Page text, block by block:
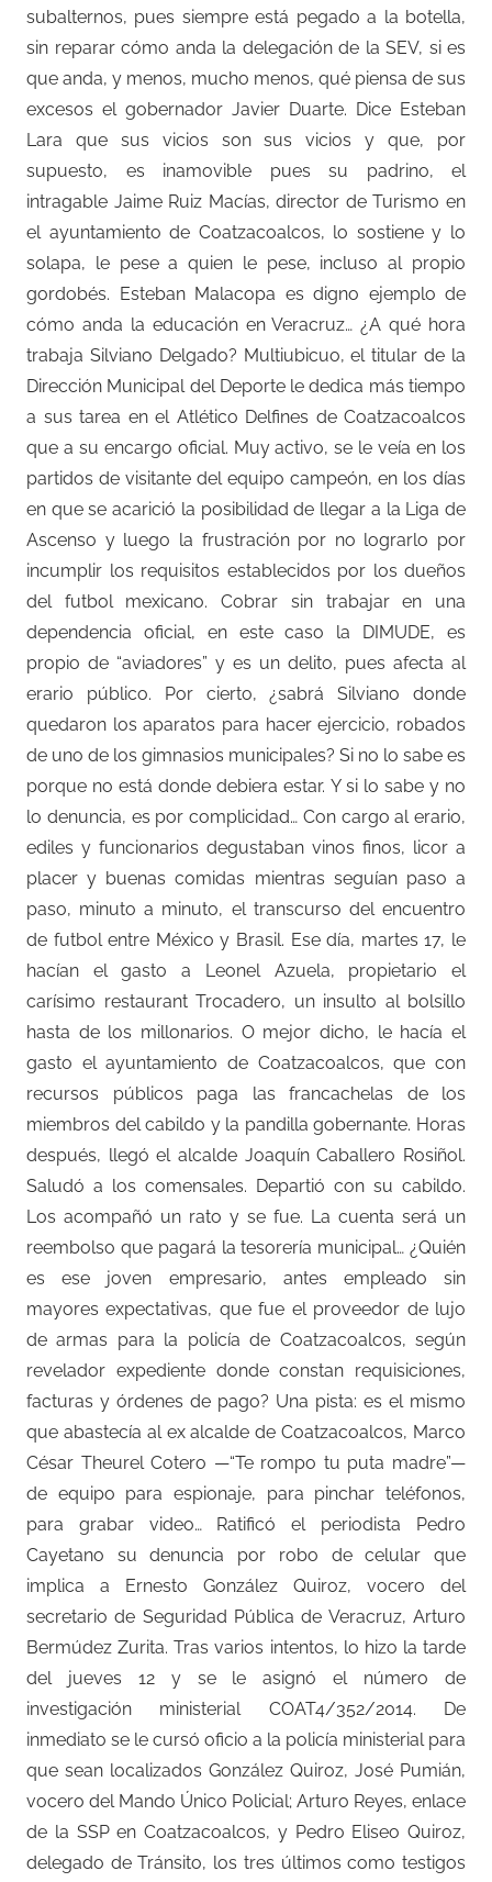
subalternos, pues siempre está pegado a la botella,
sin reparar cómo anda la delegación de la SEV, si es
que anda, y menos, mucho menos, qué piensa de sus
excesos el gobernador Javier Duarte. Dice Esteban
Lara que sus vicios son sus vicios y que, por
supuesto, es inamovible pues su padrino, el
intragable Jaime Ruiz Macías, director de Turismo en
el ayuntamiento de Coatzacoalcos, lo sostiene y lo
solapa, le pese a quien le pese, incluso al propio
gordobés. Esteban Malacopa es digno ejemplo de
cómo anda la educación en Veracruz… ¿A qué hora
trabaja Silviano Delgado? Multiubicuo, el titular de la
Dirección Municipal del Deporte le dedica más tiempo
a sus tarea en el Atlético Delfines de Coatzacoalcos
que a su encargo oficial. Muy activo, se le veía en los
partidos de visitante del equipo campeón, en los días
en que se acarició la posibilidad de llegar a la Liga de
Ascenso y luego la frustración por no lograrlo por
incumplir los requisitos establecidos por los dueños
del futbol mexicano. Cobrar sin trabajar en una
dependencia oficial, en este caso la DIMUDE, es
propio de “aviadores” y es un delito, pues afecta al
erario público. Por cierto, ¿sabrá Silviano donde
quedaron los aparatos para hacer ejercicio, robados
de uno de los gimnasios municipales? Si no lo sabe es
porque no está donde debiera estar. Y si lo sabe y no
lo denuncia, es por complicidad… Con cargo al erario,
ediles y funcionarios degustaban vinos finos, licor a
placer y buenas comidas mientras seguían paso a
paso, minuto a minuto, el transcurso del encuentro
de futbol entre México y Brasil. Ese día, martes 17, le
hacían el gasto a Leonel Azuela, propietario el
carísimo restaurant Trocadero, un insulto al bolsillo
hasta de los millonarios. O mejor dicho, le hacía el
gasto el ayuntamiento de Coatzacoalcos, que con
recursos públicos paga las francachelas de los
miembros del cabildo y la pandilla gobernante. Horas
después, llegó el alcalde Joaquín Caballero Rosiñol.
Saludó a los comensales. Departió con su cabildo.
Los acompañó un rato y se fue. La cuenta será un
reembolso que pagará la tesorería municipal… ¿Quién
es ese joven empresario, antes empleado sin
mayores expectativas, que fue el proveedor de lujo
de armas para la policía de Coatzacoalcos, según
revelador expediente donde constan requisiciones,
facturas y órdenes de pago? Una pista: es el mismo
que abastecía al ex alcalde de Coatzacoalcos, Marco
César Theurel Cotero —“Te rompo tu puta madre”—
de equipo para espionaje, para pinchar teléfonos,
para grabar video… Ratificó el periodista Pedro
Cayetano su denuncia por robo de celular que
implica a Ernesto González Quiroz, vocero del
secretario de Seguridad Pública de Veracruz, Arturo
Bermúdez Zurita. Tras varios intentos, lo hizo la tarde
del jueves 12 y se le asignó el número de
investigación ministerial COAT4/352/2014. De
inmediato se le cursó oficio a la policía ministerial para
que sean localizados González Quiroz, José Pumián,
vocero del Mando Único Policial; Arturo Reyes, enlace
de la SSP en Coatzacoalcos, y Pedro Eliseo Quiroz,
delegado de Tránsito, los tres últimos como testigos